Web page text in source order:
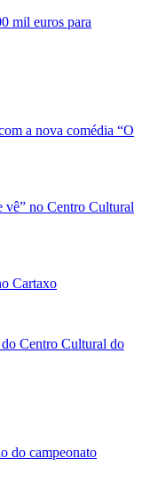
mil euros para
a nova comédia “O
vê” no Centro Cultural
Cartaxo
Centro Cultural do
do campeonato